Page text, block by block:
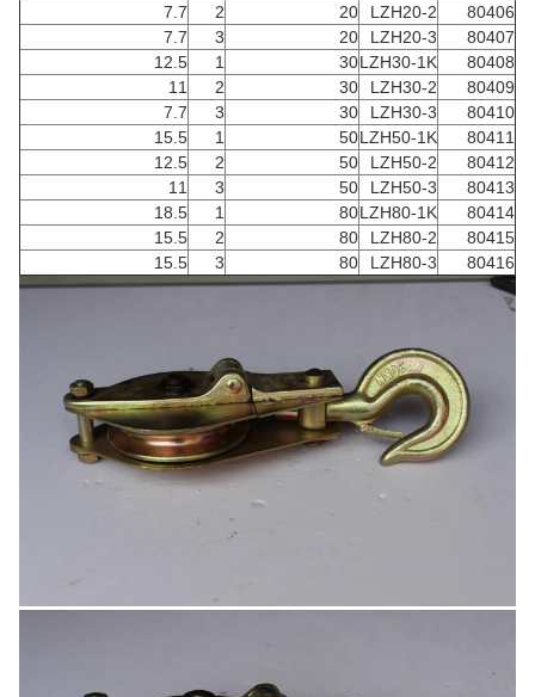
80406
LZH20-2
20
7.7
80407
LZH20-3
20
7.7
80408
LZH30-1K
30
12.5
80409
LZH30-2
30
11
80410
LZH30-3
30
7.7
80411
LZH50-1K
50
15.5
80412
LZH50-2
50
12.5
80413
LZH50-3
50
11
80414
LZH80-1K
80
18.5
80415
LZH80-2
80
15.5
80416
LZH80-3
80
15.5